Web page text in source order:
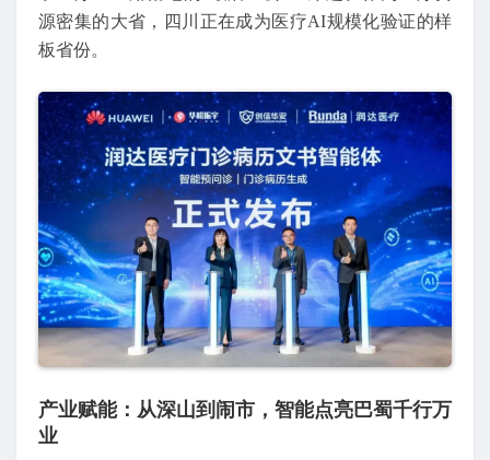
源密集的大省，四川正在成为医疗AI规模化验证的样
板省份。
产业赋能：从深山到闹市，智能点亮巴蜀千行万
业